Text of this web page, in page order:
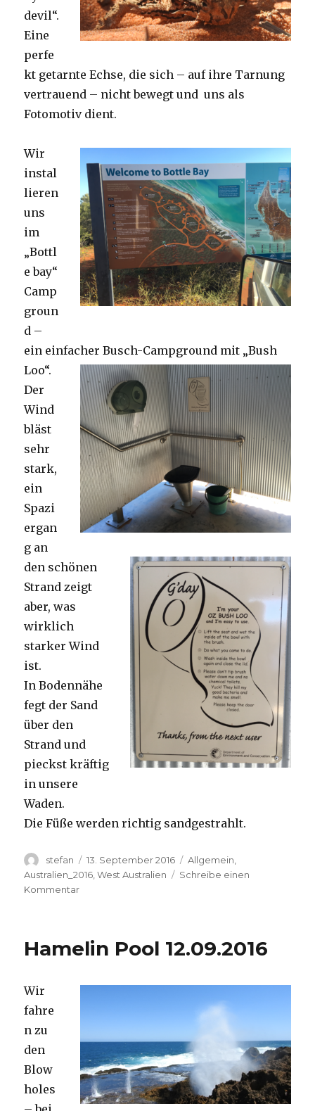
devil“.
Eine
perfe
kt getarnte Echse, die sich – auf ihre Tarnung
vertrauend – nicht bewegt und uns als
Fotomotiv dient.
Wir
instal
lieren
uns
im
„Bottl
e bay“
Camp
groun
d –
ein einfacher Busch-Campground mit „Bush
Loo“.
Der
Wind
bläst
sehr
stark,
ein
Spazi
ergan
g an
den schönen
Strand zeigt
aber, was
wirklich
starker Wind
ist.
In Bodennähe
fegt der Sand
über den
Strand und
pieckst kräftig
in unsere
Waden.
Die Füße werden richtig sandgestrahlt.
Autor
stefan
Veröffentlicht
am
13. September 2016 Kategorien
Allgemein
Australien_2016 ,West Australien
Schreibe einen
Kommentarzu
Hamelin Pool 12.09.2016
Wir
fahre
n zu
den
Blow
holes